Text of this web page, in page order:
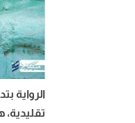
الرواية